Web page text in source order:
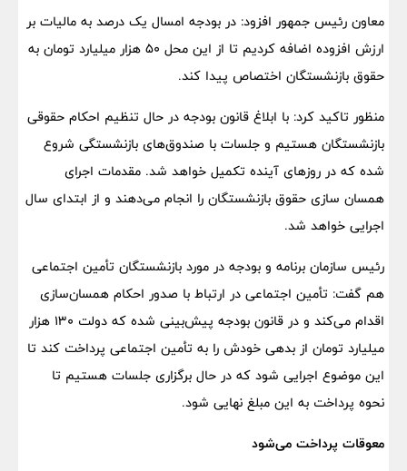
معاون رئیس جمهور افزود: در بودجه امسال یک درصد به مالیات بر
ارزش افزوده اضافه کردیم تا از این محل ۵۰ هزار میلیارد تومان به
حقوق بازنشستگان اختصاص پیدا کند.
منظور تاکید کرد: با ابلاغ قانون بودجه در حال تنظیم احکام حقوقی
بازنشستگان هستیم و جلسات با صندوق‌های بازنشستگی شروع
شده که در روزهای آینده تکمیل خواهد شد. مقدمات اجرای
همسان سازی حقوق بازنشستگان را انجام می‌دهند و از ابتدای سال
اجرایی خواهد شد.
رئیس سازمان برنامه و بودجه در مورد بازنشستگان تأمین اجتماعی
هم گفت: تأمین اجتماعی در ارتباط با صدور احکام همسان‌سازی
اقدام می‌کند و در قانون بودجه پیش‌بینی شده که دولت ۱۳۰ هزار
میلیارد تومان از بدهی خودش را به تأمین اجتماعی پرداخت کند تا
این موضوع اجرایی شود که در حال برگزاری جلسات هستیم تا
نحوه پرداخت به این مبلغ نهایی شود.
معوقات پرداخت می‌شود